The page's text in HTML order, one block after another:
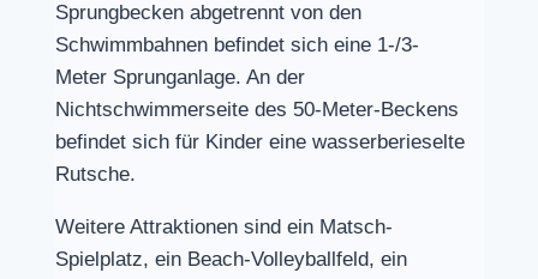
Sprungbecken abgetrennt von den
Schwimmbahnen befindet sich eine 1-/3-
Meter Sprunganlage. An der
Nichtschwimmerseite des 50-Meter-Beckens
befindet sich für Kinder eine wasserberieselte
Rutsche.
Weitere Attraktionen sind ein Matsch-
Spielplatz, ein Beach-Volleyballfeld, ein